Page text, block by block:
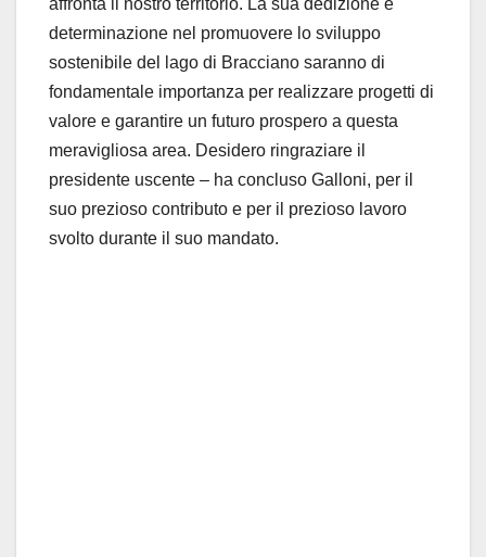
determinazione nel promuovere lo sviluppo
sostenibile del lago di Bracciano saranno di
fondamentale importanza per realizzare progetti di
valore e garantire un futuro prospero a questa
meravigliosa area. Desidero ringraziare il
presidente uscente – ha concluso Galloni, per il
suo prezioso contributo e per il prezioso lavoro
svolto durante il suo mandato.